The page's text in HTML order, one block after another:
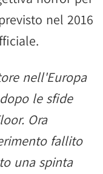
nel 2016
nell'Europa
le sfide
Ora
fallito
una spinta